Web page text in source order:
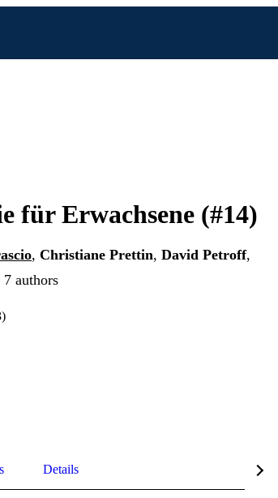
für Erwachsene (#14)
, Christiane Prettin, David Petroff,
authors
Details